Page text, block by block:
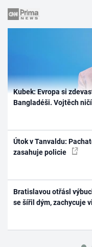
Kubek: Evropa si
Bangladéši. Vojtěch
Útok v Tanvaldu:
zasahuje policie
Bratislavou otřásl
se šířil dým, zachycuje